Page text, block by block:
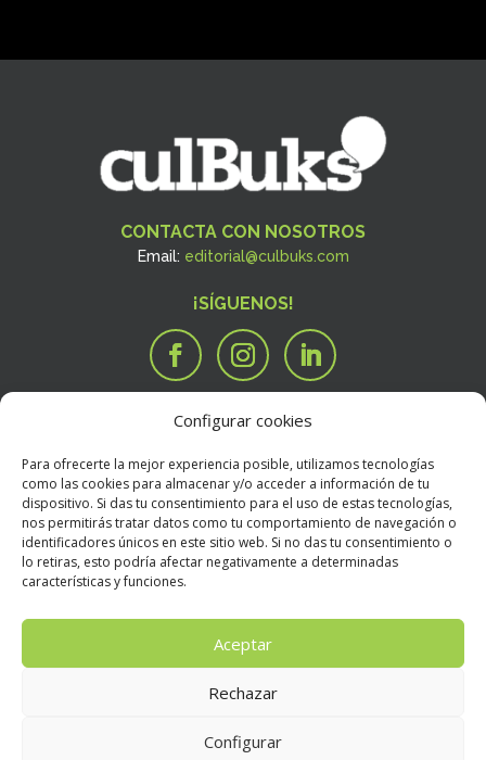
Configurar cookies
Para ofrecerte la mejor experiencia posible, utilizamos tecnologías
como las cookies para almacenar y/o acceder a información de tu
dispositivo. Si das tu consentimiento para el uso de estas tecnologías,
nos permitirás tratar datos como tu comportamiento de navegación o
identificadores únicos en este sitio web. Si no das tu consentimiento o
lo retiras, esto podría afectar negativamente a determinadas
características y funciones.
Aceptar
Rechazar
Configurar
CONTACTA CON NOSOTROS
Email: editorial@culbuks.com
¡SÍGUENOS!
i Tengo un manuscrito
RNecesito que alguien valore mi libro
BOOKSTORE
ECondiciones Generales de Contratación
E Política de devoluciones
E